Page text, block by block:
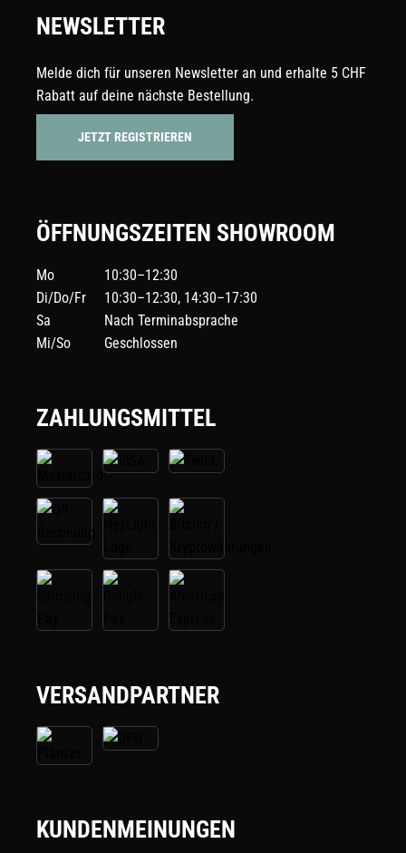
NEWSLETTER
Melde dich für unseren Newsletter an und erhalte 5 CHF
Rabatt auf deine nächste Bestellung.
JETZT REGISTRIEREN
ÖFFNUNGSZEITEN SHOWROOM
Mo
10:30–12:30
Di/Do/Fr
10:30–12:30, 14:30–17:30
Sa
Nach Terminabsprache
Mi/So
Geschlossen
ZAHLUNGSMITTEL
VERSANDPARTNER
KUNDENMEINUNGEN